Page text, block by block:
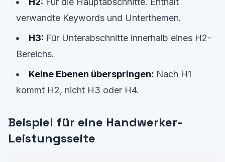
verwandte Keywords und Unterthemen.
H3: Für Unterabschnitte innerhalb eines H2-
Bereichs.
Keine Ebenen überspringen: Nach H1
kommt H2, nicht H3 oder H4.
Beispiel für eine Handwerker-
Leistungsseite